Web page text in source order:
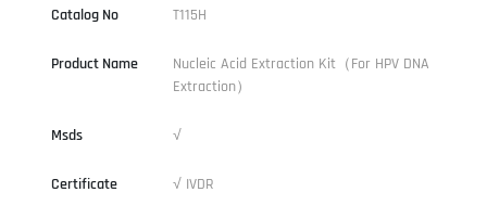
Catalog No T115H
Product Name
Nucleic Acid Extraction Kit（For HPV DNA
Extraction）
Msds √
Certificate √ IVDR